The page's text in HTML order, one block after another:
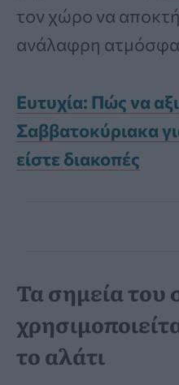
τον χώρο να
ανάλαφρη
Ευτυχία: Πώς να
Σαββατοκύριακα
είστε διακοπές
Τα σημεία του
το αλάτι